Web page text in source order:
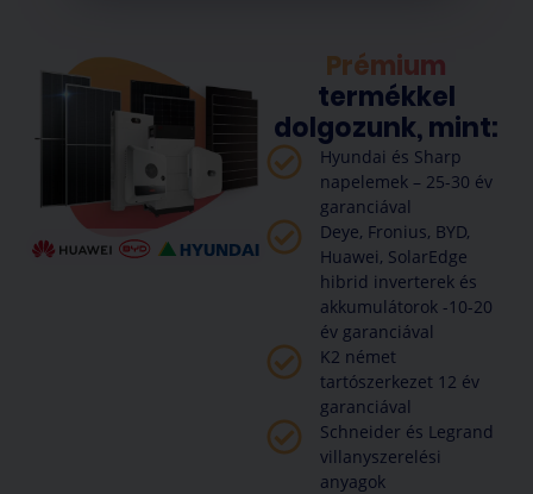
Prémium
termékkel
dolgozunk, mint:
Hyundai és Sharp
napelemek – 25-30 év
garanciával
Deye, Fronius, BYD,
Huawei, SolarEdge
hibrid inverterek és
akkumulátorok -10-20
év garanciával
K2 német
tartószerkezet 12 év
garanciával
Schneider és Legrand
villanyszerelési
anyagok